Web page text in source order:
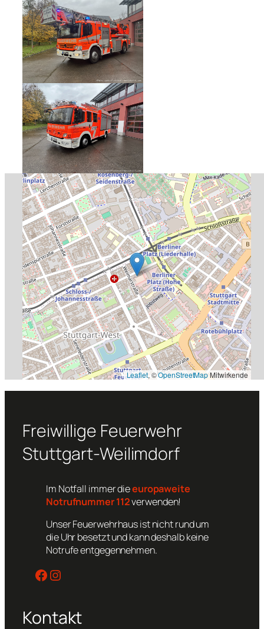
Leaflet, ©OpenStreetMapMitwirkende
Freiwillige Feuerwehr
Stuttgart-Weilimdorf
Im Notfall immer dieeuropaweite
Notrufnummer 112verwenden!
Unser Feuerwehrhaus ist nicht rund um
die Uhr besetzt und kann deshalb keine
Notrufe entgegennehmen.
Facebook Instagram
Kontakt